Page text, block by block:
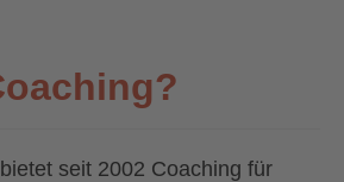
seit 2002 Coaching für